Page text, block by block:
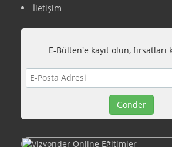
İletişim
E-Bülten'e kayıt olun, fırsatları